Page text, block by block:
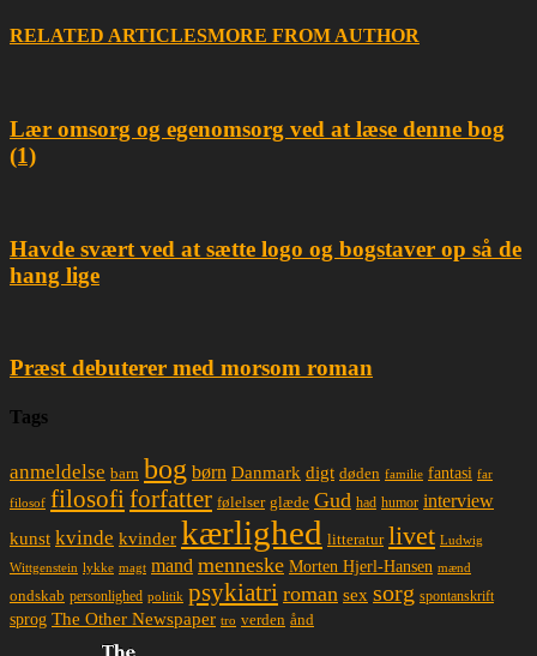
RELATED ARTICLESMORE FROM AUTHOR
Lær omsorg og egenomsorg ved at læse denne bog
(1)
Havde svært ved at sætte logo og bogstaver op så de
hang lige
Præst debuterer med morsom roman
Tags
anmeldelse barn bog børn Danmark digt døden familie fantasi far
filosof filosofiforfatter følelser glæde Gud had humor interview
kunst kvinde kvinder kærlighed litteratur livet Ludwig
Wittgenstein lykke magt mand menneske Morten Hjerl-Hansen mænd
ondskab personlighed politik psykiatri roman sex sorg spontanskrift
sprog The Other Newspaper tro verden ånd